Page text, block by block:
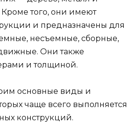
того, они имеют
и предназначены для
несъемные, сборные,
Они также
и толщиной.
основные виды и
чаще всего выполняется
конструкций.